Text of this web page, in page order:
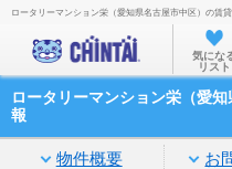
お
ロータリーマンション栄（愛知県名古屋市中区）の賃
気にな
リスト
ロータリーマンション栄（愛
報
物件概要 お